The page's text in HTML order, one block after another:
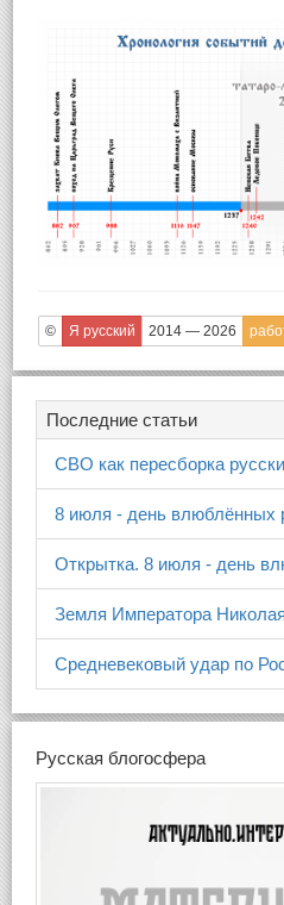
© Я русский 2014 — 2026
Последние статьи
СВО как пересборка
8 июля - день влюблённых
Открытка. 8 июля - день
Земля Императора
Средневековый удар по
Русская блогосфера